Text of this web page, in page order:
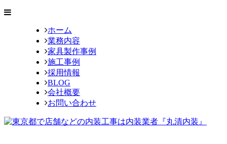
ホーム
業務内容
家具製作事例
施工事例
採用情報
BLOG
会社概要
お問い合わせ